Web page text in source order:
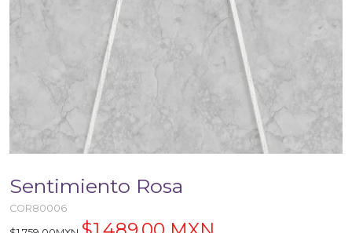
Sentimiento Rosa
COR80006